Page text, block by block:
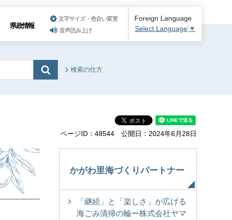
県政情報
文字サイズ・色合い変更
音声読み上げ
Foreign Language
Select Language ▼
検索の仕方
ページID：48544 公開日：2024年6月28日
かがわ里海づくりパートナー
「継続」と「楽しさ」が広げる
海ごみ清掃の輪ー株式会社ヤマ